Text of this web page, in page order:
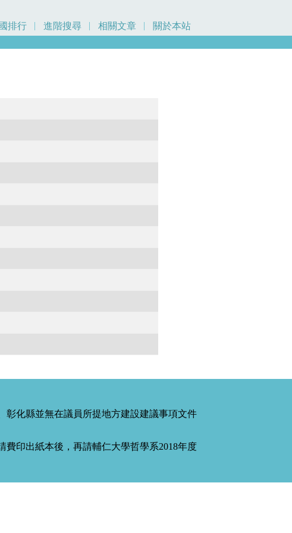
排行 進階搜尋 相關文章 關於本站
彰化縣並無在議員所提地方建設建議事項文件
印出紙本後，再請輔仁大學哲學系2018年度